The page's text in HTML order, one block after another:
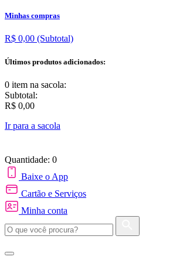
Minhas compras
R$ 0,00 (Subtotal)
Últimos produtos adicionados:
0 item na sacola:
Subtotal:
R$ 0,00
Ir para a sacola
Quantidade: 0
Baixe o App
Cartão e Serviços
Minha conta